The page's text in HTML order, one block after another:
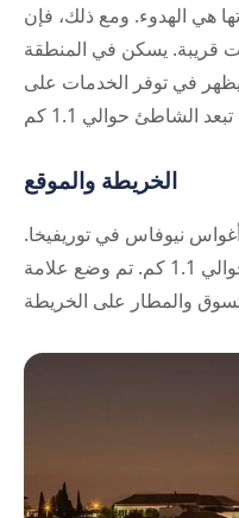
هي الهدوء. ومع ذلك، فإن
قريبة. يسكن في المنطقة
يظهر في توفر الخدمات على
الخريطة والموقع
نيوفاس في توريفيخا.
البحر في الشرق. أقرب شاطئ حوالي 1.1 كم. تم وضع علامة